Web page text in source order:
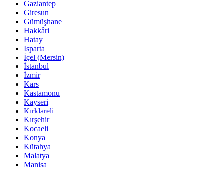
Gaziantep
Giresun
Gümüşhane
Hakkâri
Hatay
Isparta
İçel (Mersin)
İstanbul
İzmir
Kars
Kastamonu
Kayseri
Kırklareli
Kırşehir
Kocaeli
Konya
Kütahya
Malatya
Manisa